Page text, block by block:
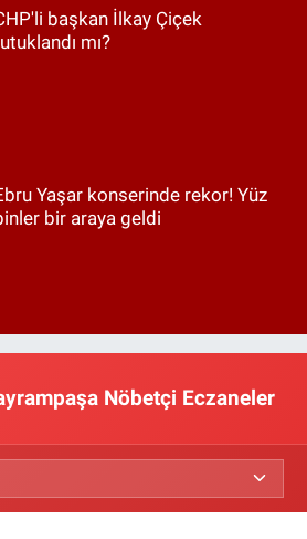
başkan İlkay Çiçek
mı?
Yaşar konserinde rekor! Yüz
bir araya geldi
Nöbetçi Eczaneler